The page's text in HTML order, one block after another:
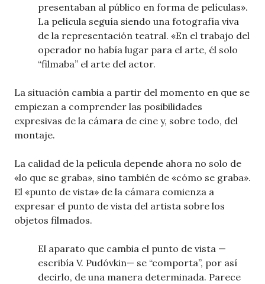
presentaban al público en forma de películas».
La película seguía siendo una fotografía viva
de la representación teatral. «En el trabajo del
operador no había lugar para el arte, él solo
“filmaba” el arte del actor.
La situación cambia a partir del momento en que se
empiezan a comprender las posibilidades
expresivas de la cámara de cine y, sobre todo, del
montaje.
La calidad de la película depende ahora no solo de
«lo que se graba», sino también de «cómo se graba».
El «punto de vista» de la cámara comienza a
expresar el punto de vista del artista sobre los
objetos filmados.
El aparato que cambia el punto de vista —
escribía V. Pudóvkin— se “comporta”, por así
decirlo, de una manera determinada. Parece